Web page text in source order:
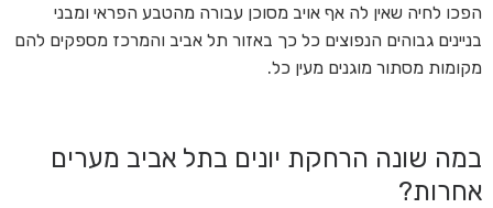
הפכו לחיה שאין לה אף אויב מסוכן עבורה מהטבע הפראי ומבני
בניינים גבוהים הנפוצים כל כך באזור תל אביב והמרכז מספקים להם
מקומות מסתור מוגנים מעין כל.
במה שונה הרחקת יונים בתל אביב מערים
אחרות?